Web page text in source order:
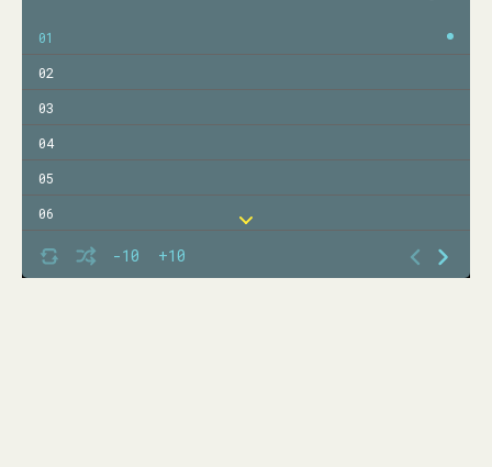
-10 +10
01
02
03
04
05
06
07
08